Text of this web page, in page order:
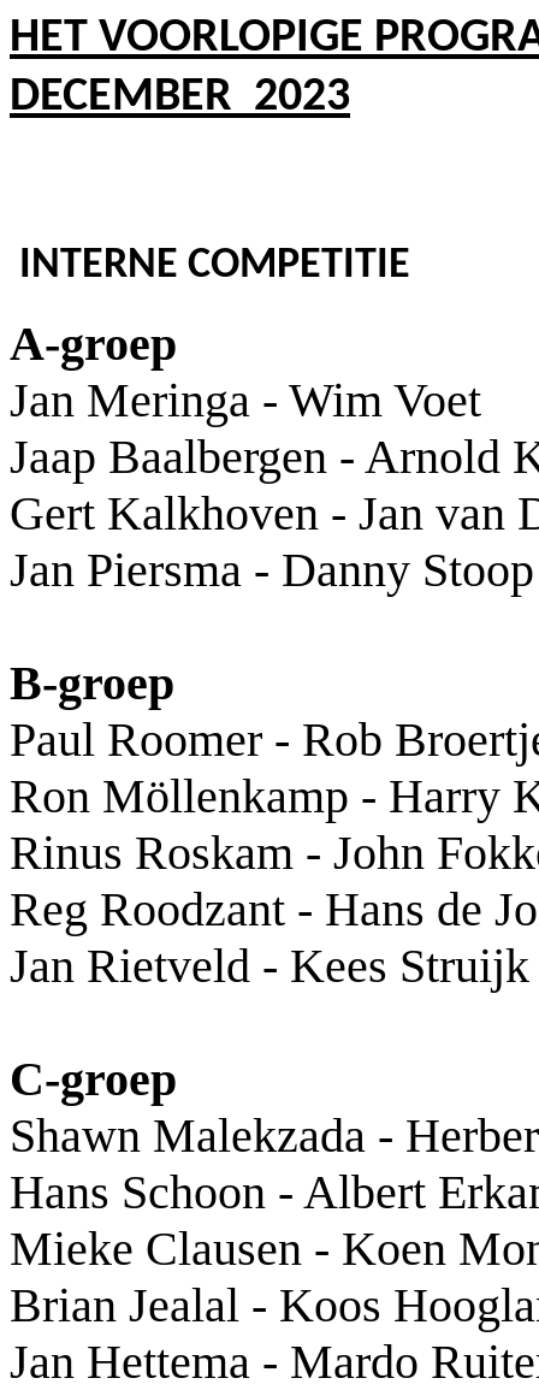
HET VOORLOPIGE
DECEMBER 2023
INTERNE COMPETITIE
A-groep
Jan Meringa - Wim Voet
Jaap Baalbergen - Arnold
Gert Kalkhoven - Jan van
Jan Piersma - Danny Stoop
B-groep
Paul Roomer - Rob
Ron Möllenkamp - Harry
Rinus Roskam - John
Reg Roodzant - Hans de
Jan Rietveld - Kees Struijk
C-groep
Shawn Malekzada -
Hans Schoon - Albert
Mieke Clausen - Koen
Brian Jealal - Koos
Jan Hettema - Mardo